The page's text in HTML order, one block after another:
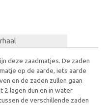
deze zaadmatjes. De zaden
op de aarde, iets aarde
en de zaden zullen gaan
2 lagen dun en in water
de verschillende zaden